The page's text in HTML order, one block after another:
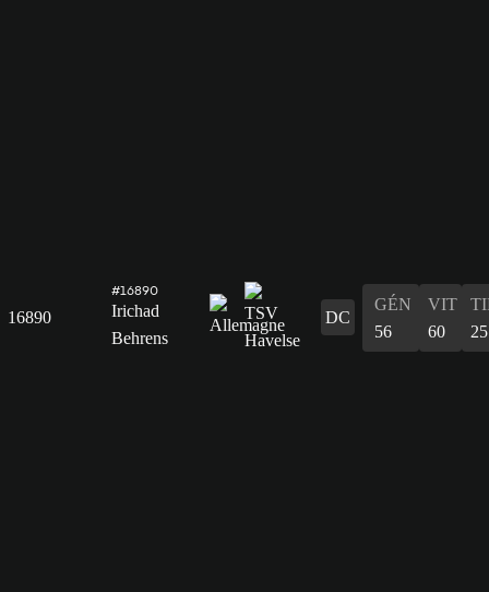
16890
#16890
Irichad
Behrens
DC
GÉN
56
VIT
60
25